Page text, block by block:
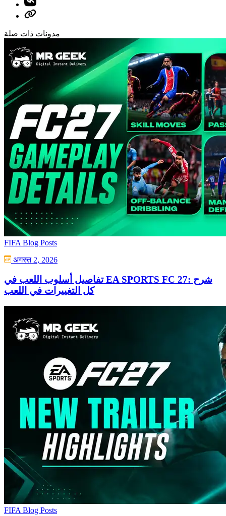
مدونات ذات صلة
FIFA Blog Posts
अगस्त 2, 2026
تفاصيل أسلوب اللعب في EA SPORTS FC 27: شرح
كل التغييرات في اللعب
FIFA Blog Posts